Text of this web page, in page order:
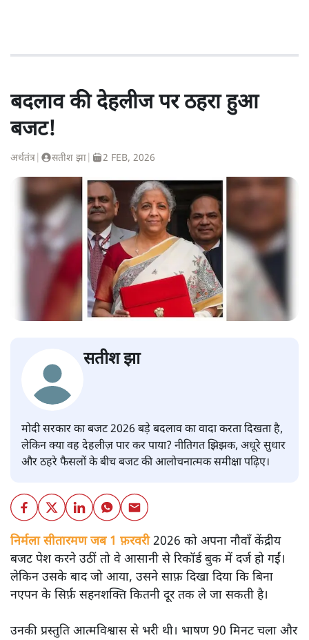
बदलाव की देहलीज पर ठहरा हुआ
बजट!
अर्थतंत्र सतीश झा 2 FEB, 2026
सतीश झा
मोदी सरकार का बजट 2026 बड़े बदलाव का वादा करता दिखता है,
लेकिन क्या वह देहलीज़ पार कर पाया? नीतिगत झिझक, अधूरे सुधार
और ठहरे फैसलों के बीच बजट की आलोचनात्मक समीक्षा पढ़िए।
निर्मला सीतारमण जब 1 फ़रवरी2026 को अपना नौवाँ केंद्रीय
बजट पेश करने उठीं तो वे आसानी से रिकॉर्ड बुक में दर्ज हो गईं।
लेकिन उसके बाद जो आया, उसने साफ़ दिखा दिया कि बिना
नएपन के सिर्फ़ सहनशक्ति कितनी दूर तक ले जा सकती है।
उनकी प्रस्तुति आत्मविश्वास से भरी थी। भाषण 90 मिनट चला और